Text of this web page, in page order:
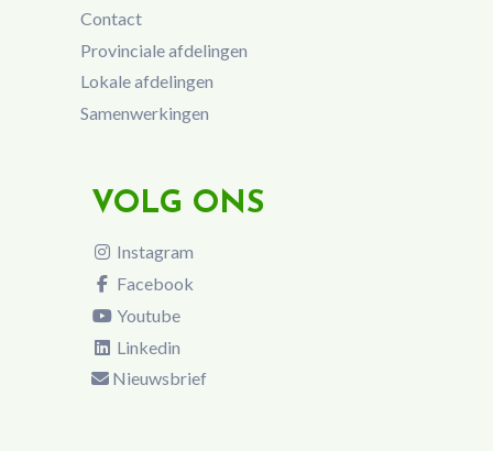
Contact
Provinciale afdelingen
Lokale afdelingen
Samenwerkingen
VOLG ONS
Instagram
Facebook
Youtube
Linkedin
Nieuwsbrief